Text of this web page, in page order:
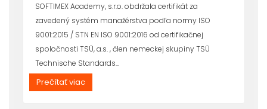
SOFTIMEX Academy, s.r.o. obdržala certifikát za
zavedený systém manažérstva podľa normy ISO
9001:2015 / STN EN ISO 9001:2016 od certifikačnej
spoločnosti TSÜ, a.s. , člen nemeckej skupiny TSÜ
Technische Standards...
Prečítať viac